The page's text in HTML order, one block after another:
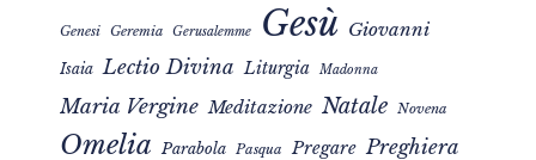
Genesi Geremia Gerusalemme Gesù Giovanni
Isaia Lectio Divina Liturgia Madonna
Maria Vergine Meditazione Natale Novena
Omelia Parabola Pasqua Pregare Preghiera